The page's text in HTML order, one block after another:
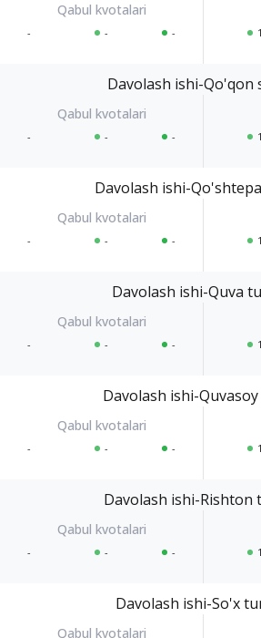
- - -
Davolash ishi-Qo'qon
- - -
Davolash ishi-
- - -
Davolash ishi-Quva
- - -
Davolash ishi-
- - -
Davolash ishi-Rishton
- - -
Davolash ishi-So'x